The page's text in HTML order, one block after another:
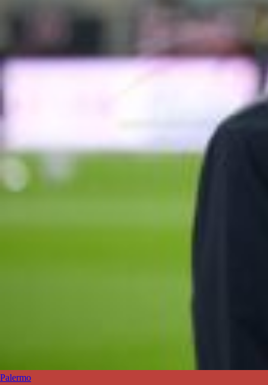
Palermo